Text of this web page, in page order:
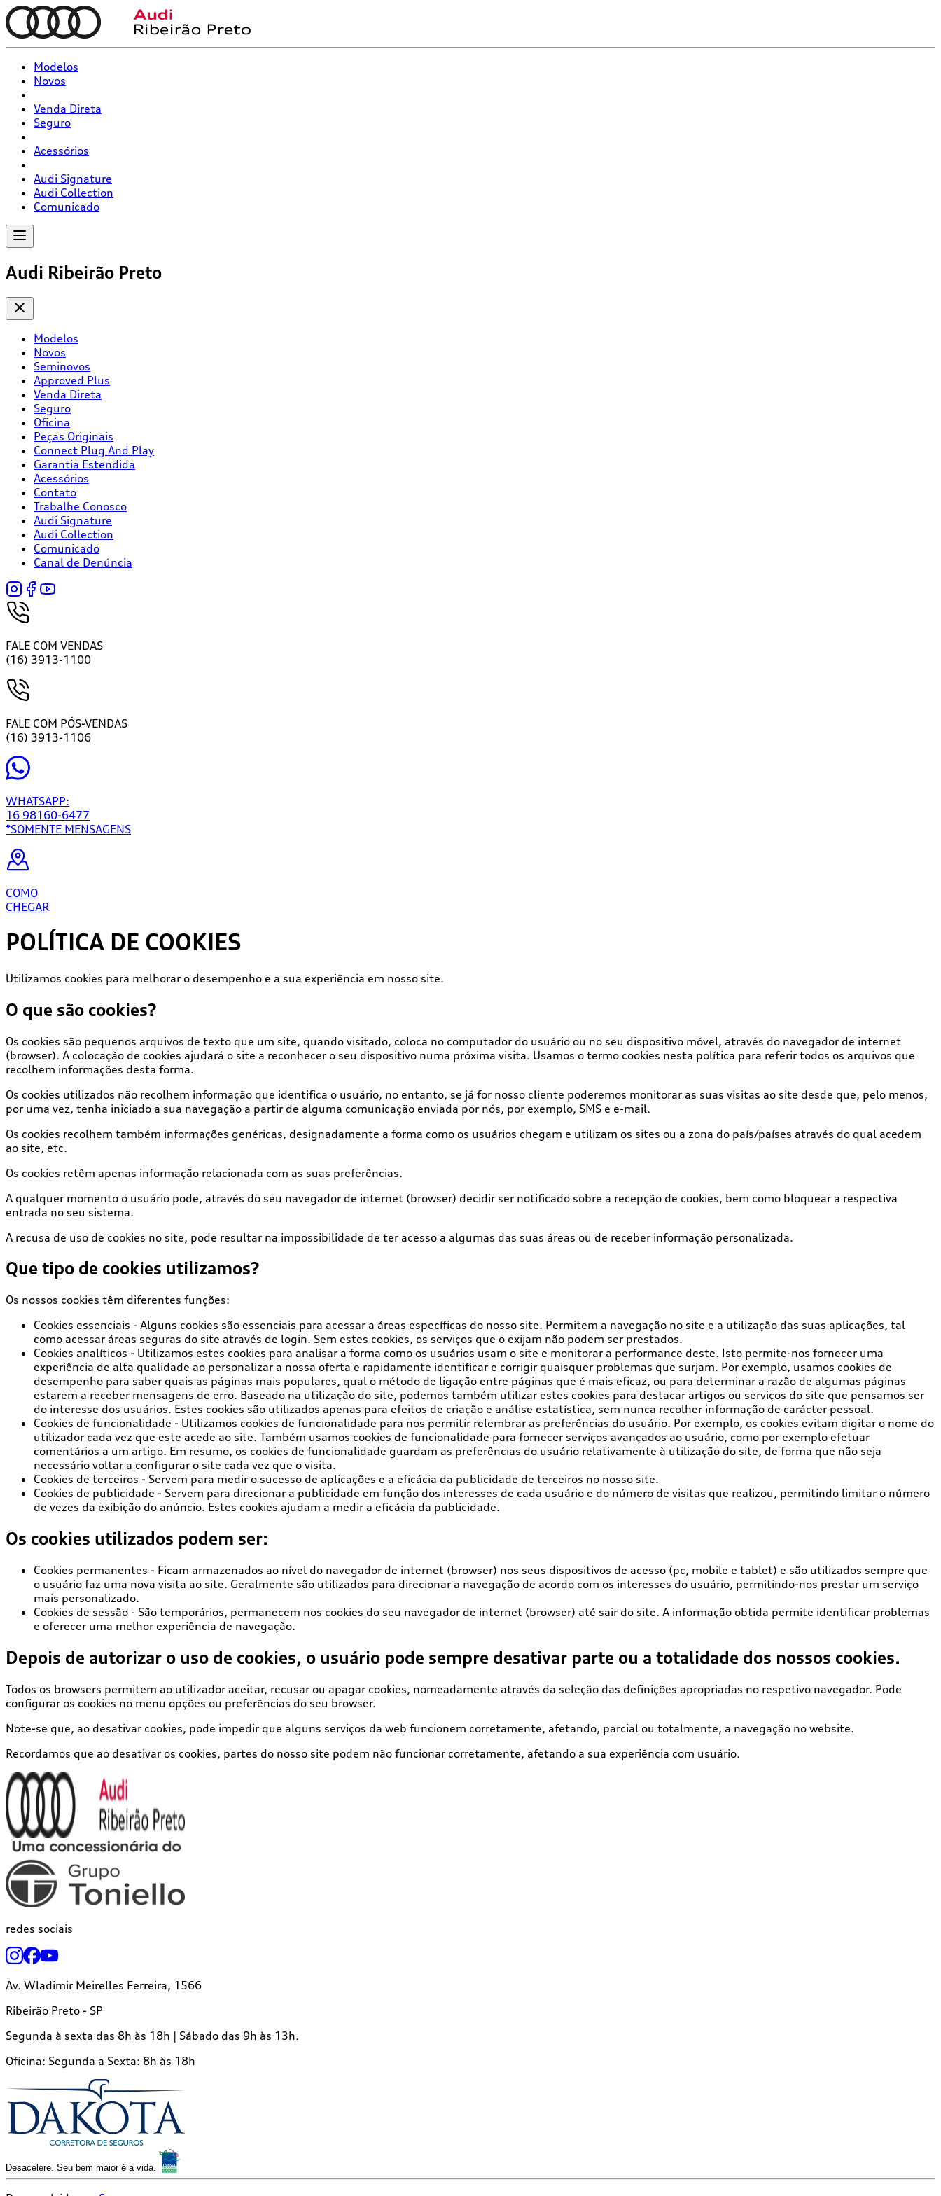
Modelos
Novos
Venda Direta
Seguro
Acessórios
Audi Signature
Audi Collection
Comunicado
Audi Ribeirão Preto
Modelos
Novos
Seminovos
Approved Plus
Venda Direta
Seguro
Oficina
Peças Originais
Connect Plug And Play
Garantia Estendida
Acessórios
Contato
Trabalhe Conosco
Audi Signature
Audi Collection
Comunicado
Canal de Denúncia
FALE COM VENDAS
(16) 3913-1100
FALE COM PÓS-VENDAS
(16) 3913-1106
WHATSAPP:
16 98160-6477
*SOMENTE MENSAGENS
COMO
CHEGAR
POLÍTICA DE COOKIES
Utilizamos cookies para melhorar o desempenho e a sua experiência em nosso site.
O que são cookies?
Os cookies são pequenos arquivos de texto que um site, quando visitado, coloca no computador do usuário ou no seu dispositivo móvel, através do navegador de internet
(browser). A colocação de cookies ajudará o site a reconhecer o seu dispositivo numa próxima visita. Usamos o termo cookies nesta política para referir todos os arquivos que
recolhem informações desta forma.
Os cookies utilizados não recolhem informação que identifica o usuário, no entanto, se já for nosso cliente poderemos monitorar as suas visitas ao site desde que, pelo menos,
por uma vez, tenha iniciado a sua navegação a partir de alguma comunicação enviada por nós, por exemplo, SMS e e-mail.
Os cookies recolhem também informações genéricas, designadamente a forma como os usuários chegam e utilizam os sites ou a zona do país/países através do qual acedem
ao site, etc.
Os cookies retêm apenas informação relacionada com as suas preferências.
A qualquer momento o usuário pode, através do seu navegador de internet (browser) decidir ser notificado sobre a recepção de cookies, bem como bloquear a respectiva
entrada no seu sistema.
A recusa de uso de cookies no site, pode resultar na impossibilidade de ter acesso a algumas das suas áreas ou de receber informação personalizada.
Que tipo de cookies utilizamos?
Os nossos cookies têm diferentes funções:
Cookies essenciais - Alguns cookies são essenciais para acessar a áreas específicas do nosso site. Permitem a navegação no site e a utilização das suas aplicações, tal
como acessar áreas seguras do site através de login. Sem estes cookies, os serviços que o exijam não podem ser prestados.
Cookies analíticos - Utilizamos estes cookies para analisar a forma como os usuários usam o site e monitorar a performance deste. Isto permite-nos fornecer uma
experiência de alta qualidade ao personalizar a nossa oferta e rapidamente identificar e corrigir quaisquer problemas que surjam. Por exemplo, usamos cookies de
desempenho para saber quais as páginas mais populares, qual o método de ligação entre páginas que é mais eficaz, ou para determinar a razão de algumas páginas
estarem a receber mensagens de erro. Baseado na utilização do site, podemos também utilizar estes cookies para destacar artigos ou serviços do site que pensamos ser
do interesse dos usuários. Estes cookies são utilizados apenas para efeitos de criação e análise estatística, sem nunca recolher informação de carácter pessoal.
Cookies de funcionalidade - Utilizamos cookies de funcionalidade para nos permitir relembrar as preferências do usuário. Por exemplo, os cookies evitam digitar o nome do
utilizador cada vez que este acede ao site. Também usamos cookies de funcionalidade para fornecer serviços avançados ao usuário, como por exemplo efetuar
comentários a um artigo. Em resumo, os cookies de funcionalidade guardam as preferências do usuário relativamente à utilização do site, de forma que não seja
necessário voltar a configurar o site cada vez que o visita.
Cookies de terceiros - Servem para medir o sucesso de aplicações e a eficácia da publicidade de terceiros no nosso site.
Cookies de publicidade - Servem para direcionar a publicidade em função dos interesses de cada usuário e do número de visitas que realizou, permitindo limitar o número
de vezes da exibição do anúncio. Estes cookies ajudam a medir a eficácia da publicidade.
Os cookies utilizados podem ser:
Cookies permanentes - Ficam armazenados ao nível do navegador de internet (browser) nos seus dispositivos de acesso (pc, mobile e tablet) e são utilizados sempre que
o usuário faz uma nova visita ao site. Geralmente são utilizados para direcionar a navegação de acordo com os interesses do usuário, permitindo-nos prestar um serviço
mais personalizado.
Cookies de sessão - São temporários, permanecem nos cookies do seu navegador de internet (browser) até sair do site. A informação obtida permite identificar problemas
e oferecer uma melhor experiência de navegação.
Depois de autorizar o uso de cookies, o usuário pode sempre desativar parte ou a totalidade dos nossos cookies.
Todos os browsers permitem ao utilizador aceitar, recusar ou apagar cookies, nomeadamente através da seleção das definições apropriadas no respetivo navegador. Pode
configurar os cookies no menu opções ou preferências do seu browser.
Note-se que, ao desativar cookies, pode impedir que alguns serviços da web funcionem corretamente, afetando, parcial ou totalmente, a navegação no website.
Recordamos que ao desativar os cookies, partes do nosso site podem não funcionar corretamente, afetando a sua experiência com usuário.
redes sociais
Av. Wladimir Meirelles Ferreira, 1566
Ribeirão Preto - SP
Segunda à sexta das 8h às 18h | Sábado das 9h às 13h.
Oficina: Segunda a Sexta: 8h às 18h
Desacelere. Seu bem maior é a vida.